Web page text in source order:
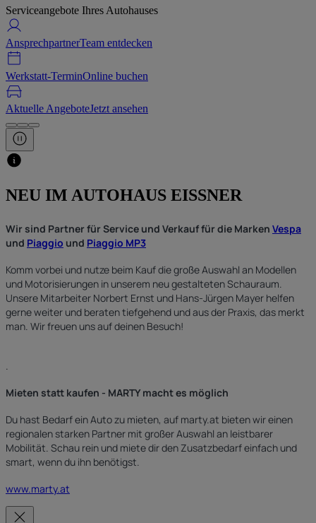
Serviceangebote Ihres Autohauses
AnsprechpartnerTeam entdecken
Werkstatt-TerminOnline buchen
Aktuelle AngeboteJetzt ansehen
NEU IM AUTOHAUS EISSNER
Wir sind Partner für Service und Verkauf für die Marken Vespa
und Piaggio und Piaggio MP3
Komm vorbei und nutze beim Kauf die große Auswahl an Modellen
und Motorisierungen in unserem neu gestalteten Schauraum.
Unsere Mitarbeiter Norbert Ernst und Hans-Jürgen Mayer helfen
gerne weiter und beraten tiefgehend und aus der Praxis, das merkt
man. Wir freuen uns auf deinen Besuch!
.
Mieten statt kaufen - MARTY macht es möglich
Du hast Bedarf ein Auto zu mieten, auf marty.at bieten wir einen
regionalen starken Partner mit großer Auswahl an leistbarer
Mobilität. Schau rein und miete dir den Zusatzbedarf einfach und
smart, wenn du ihn benötigst.
www.marty.at